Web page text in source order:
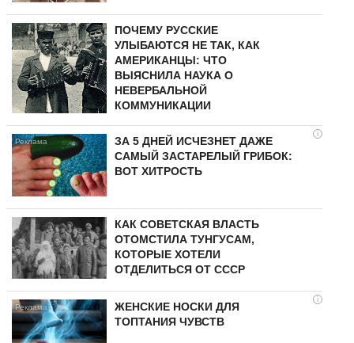
ПОЧЕМУ РУССКИЕ
УЛЫБАЮТСЯ НЕ ТАК, КАК
АМЕРИКАНЦЫ: ЧТО
ВЫЯСНИЛА НАУКА О
НЕВЕРБАЛЬНОЙ
КОММУНИКАЦИИ
i
ЗА 5 ДНЕЙ ИСЧЕЗНЕТ ДАЖЕ
САМЫЙ ЗАСТАРЕЛЫЙ ГРИБОК:
ВОТ ХИТРОСТЬ
КАК СОВЕТСКАЯ ВЛАСТЬ
ОТОМСТИЛА ТУНГУCAМ,
КОТОРЫЕ ХОТЕЛИ
ОТДЕЛИТЬСЯ ОТ СССР
i
ЖЕНСКИЕ НОСКИ ДЛЯ
ТОПТАНИЯ ЧУВСТВ